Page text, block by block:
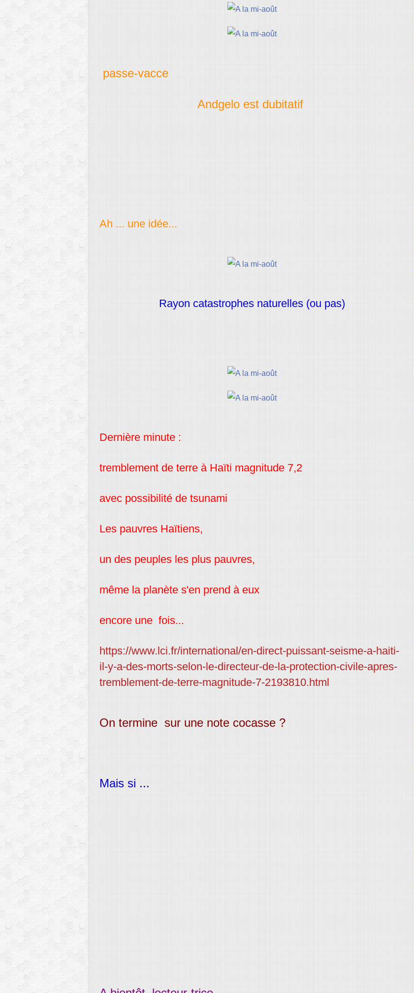
passe-vacce
Andgelo est dubitatif
Ah ... une idée...
Rayon catastrophes naturelles (ou pas)
Dernière minute :
tremblement de terre à Haïti magnitude 7,2
avec possibilité de tsunami
Les pauvres Haïtiens,
un des peuples les plus pauvres,
même la planète s'en prend à eux
encore une fois...
https://www.lci.fr/international/en-direct-puissant-seisme-a-haiti-
il-y-a-des-morts-selon-le-directeur-de-la-protection-civile-apres-
tremblement-de-terre-magnitude-7-2193810.html
On termine sur une note cocasse ?
Mais si ...